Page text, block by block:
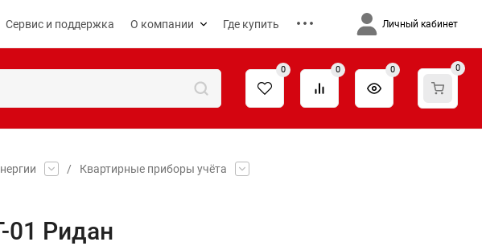
Сервис и поддержка О компании Где купить Личный кабинет
0 0 0 0
/ Квартирные приборы учёта
01 Ридан